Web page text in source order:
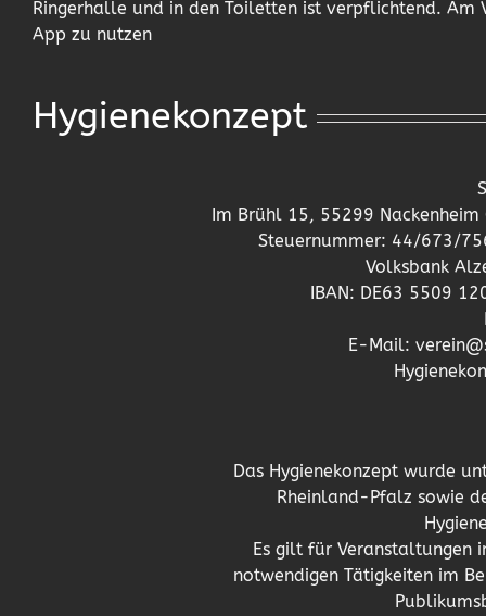
Ringerhalle und in den Toiletten ist verpflichtend. Am
App zu nutzen
Hygienekonzept
Im Brühl 15, 55299
Steuernummer: 44/673/
Volksbank
IBAN: DE63 5509
E-Mail:
Das Hygienekonzept wurde
Rheinland-Pfalz sowie
Es gilt für Veranstaltungen
notwendigen Tätigkeiten im